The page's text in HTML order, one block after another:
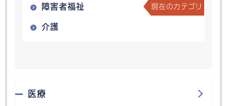
障害者福祉 現在のカテゴリ
介護
医療